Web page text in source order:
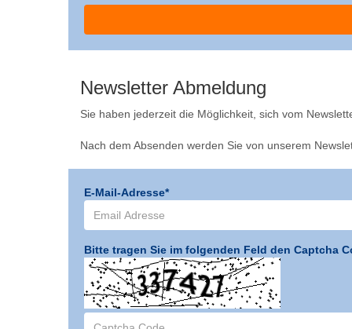
Newsletter Abmeldung
Sie haben jederzeit die Möglichkeit, sich vom
Nach dem Absenden werden Sie von unserem
E-Mail-Adresse*
Bitte tragen Sie im folgenden Feld den Captcha